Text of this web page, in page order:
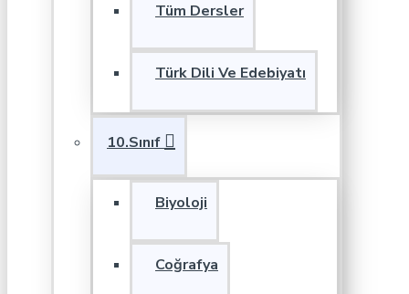
Tüm Dersler
Türk Dili Ve Edebiyatı
10.Sınıf
Biyoloji
Coğrafya